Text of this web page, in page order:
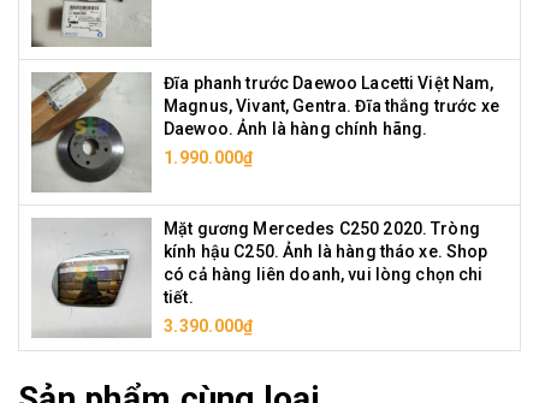
Đĩa phanh trước Daewoo Lacetti Việt Nam,
Magnus, Vivant, Gentra. Đĩa thắng trước xe
Daewoo. Ảnh là hàng chính hãng.
1.990.000₫
Mặt gương Mercedes C250 2020. Tròng
kính hậu C250. Ảnh là hàng tháo xe. Shop
có cả hàng liên doanh, vui lòng chọn chi
tiết.
3.390.000₫